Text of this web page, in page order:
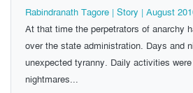
Rabindranath Tagore | Story | August
At that time the perpetrators of anarchy
over the state administration. Days and
unexpected tyranny. Daily activities
nightmares...